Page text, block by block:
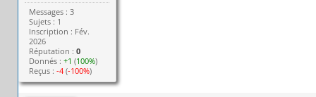
Messages : 3
Sujets : 1
Inscription : Fév.
2026
Réputation :0
Donnés :+1 (100%)
Reçus :-4 (-100%)